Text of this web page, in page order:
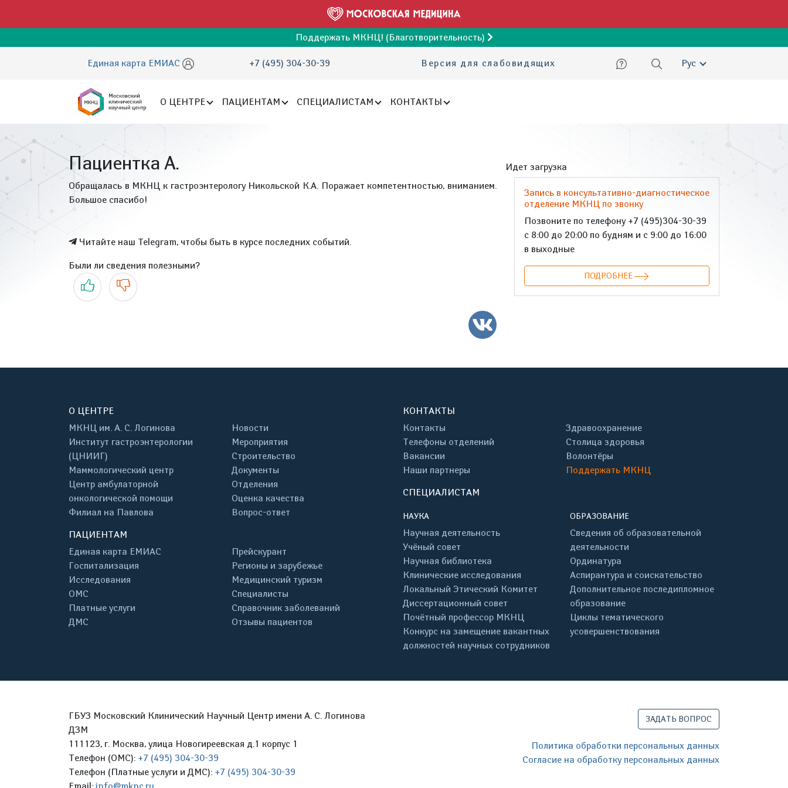
Поддержать МКНЦ! (Благотворительность)
Единая карта ЕМИАС +7 (495) 304-30-39 Версия для слабовидящих Русский
О ЦЕНТРЕ ПАЦИЕНТАМ СПЕЦИАЛИСТАМ КОНТАКТЫ
Пациентка А.
Обращалась в МКНЦ к гастроэнтерологу Никольской К.А. Поражает компетентностью, вниманием.
Большое спасибо!
Читайте наш Telegram, чтобы быть в курсе последних событий.
Были ли сведения полезными?
Да Нет
ВКонтакте
Идет загрузка
Запись в консультативно-диагностическое
отделение МКНЦ по звонку
Позвоните по телефону +7 (495)304-30-39
с 8:00 до 20:00 по будням и с 9:00 до 16:00
в выходные
ПОДРОБНЕЕ
О ЦЕНТРЕ
МКНЦ им. А. С. Логинова
Институт гастроэнтерологии
(ЦНИИГ)
Маммологический центр
Центр амбулаторной
онкологической помощи
Филиал на Павлова
Новости
Мероприятия
Строительство
Документы
Отделения
Оценка качества
Вопрос-ответ
ПАЦИЕНТАМ
Единая карта ЕМИАС
Госпитализация
Исследования
ОМС
Платные услуги
ДМС
Прейскурант
Регионы и зарубежье
Медицинский туризм
Специалисты
Справочник заболеваний
Отзывы пациентов
КОНТАКТЫ
Контакты
Телефоны отделений
Вакансии
Наши партнеры
Здравоохранение
Столица здоровья
Волонтёры
Поддержать МКНЦ
СПЕЦИАЛИСТАМ
НАУКА
Научная деятельность
Учёный совет
Научная библиотека
Клинические исследования
Локальный Этический Комитет
Диссертационный совет
Почётный профессор МКНЦ
Конкурс на замещение вакантных
должностей научных сотрудников
ОБРАЗОВАНИЕ
Сведения об образовательной
деятельности
Ординатура
Аспирантура и соискательство
Дополнительное последипломное
образование
Циклы тематического
усовершенствования
ГБУЗ Московский Клинический Научный Центр имени А. С. Логинова
ДЗМ
111123, г. Москва, улица Новогиреевская д.1 корпус 1
Телефон (ОМС): +7 (495) 304-30-39
Телефон (Платные услуги и ДМС): +7 (495) 304-30-39
ЗАДАТЬ ВОПРОС
Политика обработки персональных данных
Согласие на обработку персональных данных